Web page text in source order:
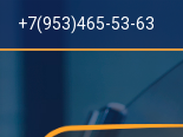
+7(953)465-53-63